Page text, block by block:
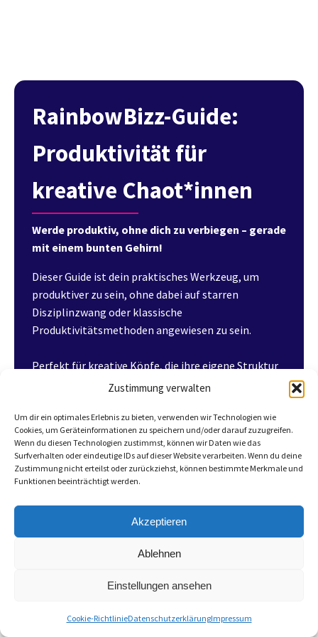
Zustimmung verwalten
Um dir ein optimales Erlebnis zu bieten, verwenden wir Technologien wie
Cookies, um Geräteinformationen zu speichern und/oder darauf zuzugreifen.
Wenn du diesen Technologien zustimmst, können wir Daten wie das
Surfverhalten oder eindeutige IDs auf dieser Website verarbeiten. Wenn du deine
Zustimmung nicht erteilst oder zurückziehst, können bestimmte Merkmale und
Funktionen beeinträchtigt werden.
Akzeptieren
Ablehnen
Einstellungen ansehen
Cookie-RichtlinieDatenschutzerklärungImpressum
RainbowBizz-Guide:
Produktivität für
kreative Chaot*innen
Werde produktiv, ohne dich zu verbiegen – gerade
mit einem bunten Gehirn!
Dieser Guide ist dein praktisches Werkzeug, um
produktiver zu sein, ohne dabei auf starren
Disziplinzwang oder klassische
Produktivitätsmethoden angewiesen zu sein.
Perfekt für kreative Köpfe, die ihre eigene Struktur
Jetzt kaufen für 7,49€